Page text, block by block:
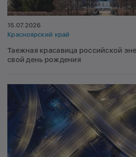
15.07.2026
Красноярский край
Таежная красавица российской
свой день рождения